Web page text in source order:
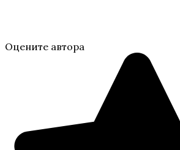
Оцените автора